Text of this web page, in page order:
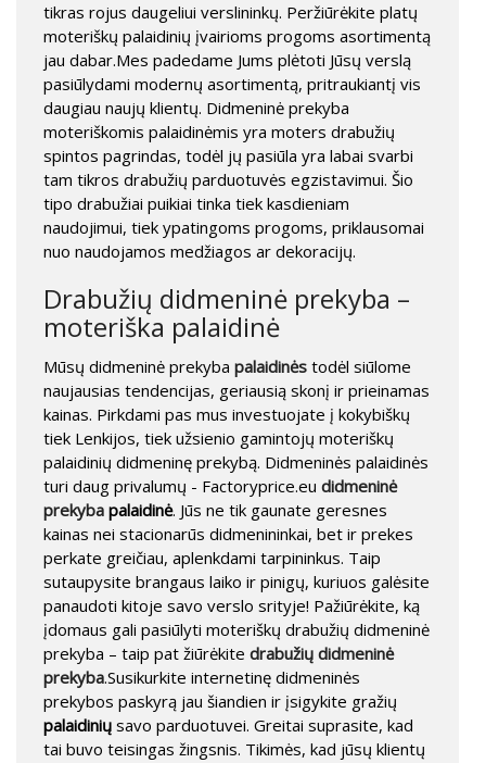
tikras rojus daugeliui verslininkų. Peržiūrėkite platų
moteriškų palaidinių įvairioms progoms asortimentą
jau dabar.Mes padedame Jums plėtoti Jūsų verslą
pasiūlydami modernų asortimentą, pritraukiantį vis
daugiau naujų klientų. Didmeninė prekyba
moteriškomis palaidinėmis yra moters drabužių
spintos pagrindas, todėl jų pasiūla yra labai svarbi
tam tikros drabužių parduotuvės egzistavimui. Šio
tipo drabužiai puikiai tinka tiek kasdieniam
naudojimui, tiek ypatingoms progoms, priklausomai
nuo naudojamos medžiagos ar dekoracijų.
Drabužių didmeninė prekyba –
moteriška palaidinė
Mūsų didmeninė prekyba palaidinės todėl siūlome
naujausias tendencijas, geriausią skonį ir prieinamas
kainas. Pirkdami pas mus investuojate į kokybiškų
tiek Lenkijos, tiek užsienio gamintojų moteriškų
palaidinių didmeninę prekybą. Didmeninės palaidinės
turi daug privalumų - Factoryprice.eu didmeninė
prekyba palaidinė. Jūs ne tik gaunate geresnes
kainas nei stacionarūs didmenininkai, bet ir prekes
perkate greičiau, aplenkdami tarpininkus. Taip
sutaupysite brangaus laiko ir pinigų, kuriuos galėsite
panaudoti kitoje savo verslo srityje! Pažiūrėkite, ką
įdomaus gali pasiūlyti moteriškų drabužių didmeninė
prekyba – taip pat žiūrėkite drabužių didmeninė
prekyba.Susikurkite internetinę didmeninės
prekybos paskyrą jau šiandien ir įsigykite gražių
palaidinių savo parduotuvei. Greitai suprasite, kad
tai buvo teisingas žingsnis. Tikimės, kad jūsų klientų